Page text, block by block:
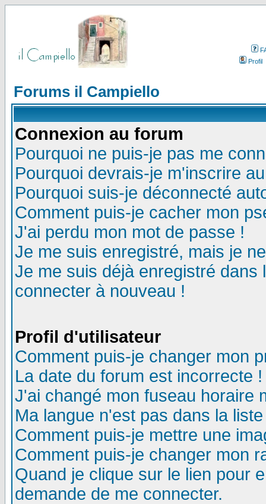
Profil
Forums il Campiello
Connexion au forum
Pourquoi ne puis-je pas me
Pourquoi devrais-je m'inscrire
Pourquoi suis-je déconnecté
Comment puis-je cacher mon
J'ai perdu mon mot de passe !
Je me suis enregistré, mais je
Je me suis déjà enregistré
connecter à nouveau !
Profil d'utilisateur
Comment puis-je changer mon
La date du forum est incorrecte !
J'ai changé mon fuseau horaire
Ma langue n'est pas dans la
Comment puis-je mettre une
Comment puis-je changer mon
Quand je clique sur le lien pour
demande de me connecter.